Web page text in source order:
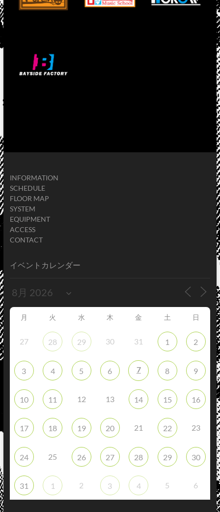
INFORMATION
SCHEDULE
FLOOR MAP
SYSTEM
EQUIPMENT
ACCESS
CONTACT
イベントカレンダー
月 火 水 木 金 土 日
27 28 29 30 31 1 2
3 4 5 6 7 8 9
10 11 12 13 14 15 16
17 18 19 20 21 22 23
24 25 26 27 28 29 30
31 1 2 3 4 5 6